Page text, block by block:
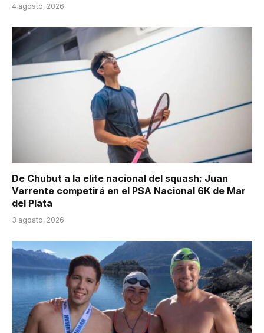
4 agosto, 2026
De Chubut a la elite nacional del squash: Juan
Varrente competirá en el PSA Nacional 6K de Mar
del Plata
3 agosto, 2026